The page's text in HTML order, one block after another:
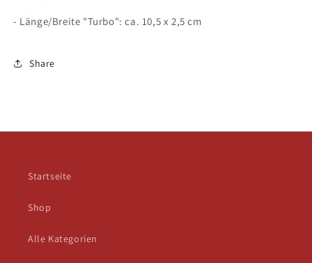
- Länge/Breite "Turbo": ca. 10,5 x 2,5 cm
Share
Startseite
Shop
Alle Kategorien